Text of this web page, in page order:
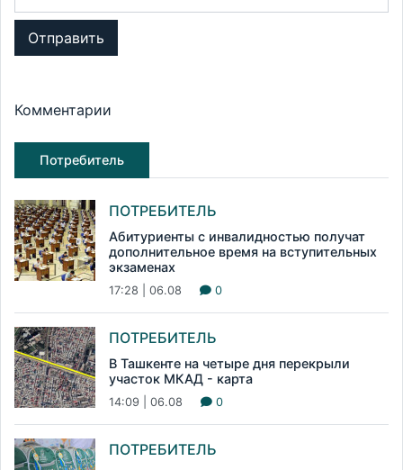
Отправить
Комментарии
Потребитель
ПОТРЕБИТЕЛЬ
Абитуриенты с инвалидностью получат
дополнительное время на вступительных
экзаменах
17:28 | 06.08 0
ПОТРЕБИТЕЛЬ
В Ташкенте на четыре дня перекрыли
участок МКАД - карта
14:09 | 06.08 0
ПОТРЕБИТЕЛЬ